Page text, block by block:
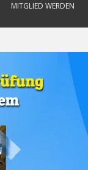
MITGLIED WERDEN